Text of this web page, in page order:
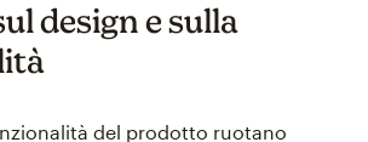
design e sulla
del prodotto ruotano